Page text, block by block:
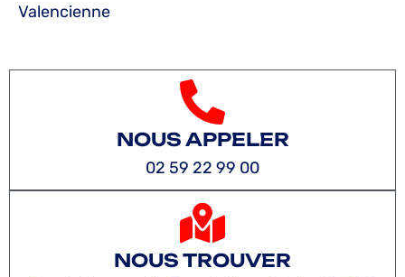
Valencienne
NOUS APPELER
02 59 22 99 00
NOUS TROUVER